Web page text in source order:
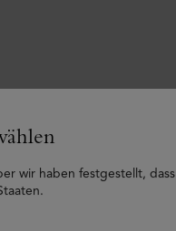
wir haben festgestellt,